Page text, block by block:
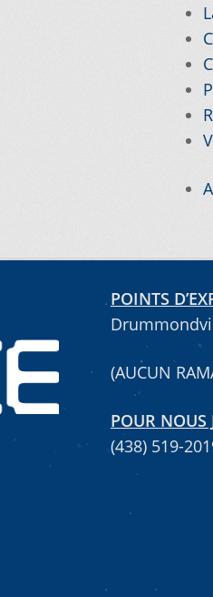
POINTS
(AUCUN
POUR NOUS
(438) 519-